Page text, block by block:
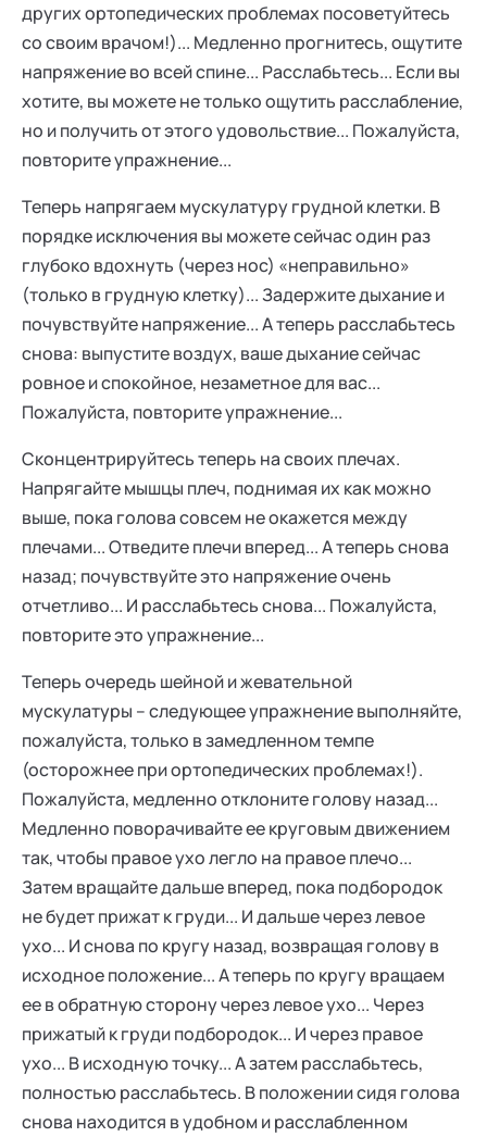
других ортопедических проблемах посоветуйтесь
со своим врачом!)... Медленно прогнитесь, ощутите
напряжение во всей спине... Расслабьтесь... Если вы
хотите, вы можете не только ощутить расслабление,
но и получить от этого удовольствие... Пожалуйста,
повторите упражнение...
Теперь напрягаем мускулатуру грудной клетки. В
порядке исключения вы можете сейчас один раз
глубоко вдохнуть (через нос) «неправильно»
(только в грудную клетку)... Задержите дыхание и
почувствуйте напряжение... А теперь расслабьтесь
снова: выпустите воздух, ваше дыхание сейчас
ровное и спокойное, незаметное для вас...
Пожалуйста, повторите упражнение...
Сконцентрируйтесь теперь на своих плечах.
Напрягайте мышцы плеч, поднимая их как можно
выше, пока голова совсем не окажется между
плечами... Отведите плечи вперед... А теперь снова
назад; почувствуйте это напряжение очень
отчетливо... И расслабьтесь снова... Пожалуйста,
повторите это упражнение...
Теперь очередь шейной и жевательной
мускулатуры – следующее упражнение выполняйте,
пожалуйста, только в замедленном темпе
(осторожнее при ортопедических проблемах!).
Пожалуйста, медленно отклоните голову назад...
Медленно поворачивайте ее круговым движением
так, чтобы правое ухо легло на правое плечо...
Затем вращайте дальше вперед, пока подбородок
не будет прижат к груди... И дальше через левое
ухо... И снова по кругу назад, возвращая голову в
исходное положение... А теперь по кругу вращаем
ее в обратную сторону через левое ухо... Через
прижатый к груди подбородок... И через правое
ухо... В исходную точку... А затем расслабьтесь,
полностью расслабьтесь. В положении сидя голова
снова находится в удобном и расслабленном